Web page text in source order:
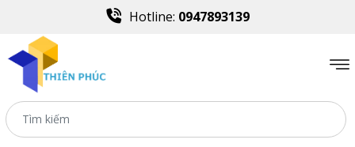
Hotline: 0947893139